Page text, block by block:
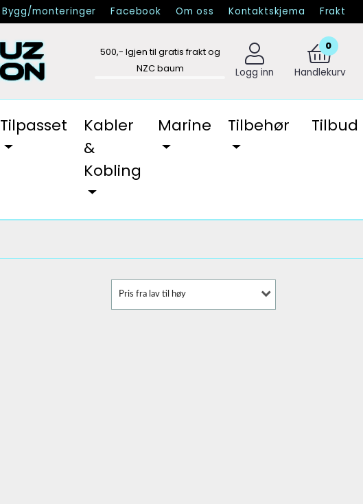
Bygg/monteringer Facebook Om oss Kontaktskjema Frakt
500,- Igjen til gratis frakt og
NZC baum
Logg inn
0
Handlekurv
Tilpasset
Kabler
&
Kobling
Marine Tilbehør Tilbud
Pris fra lav til høy